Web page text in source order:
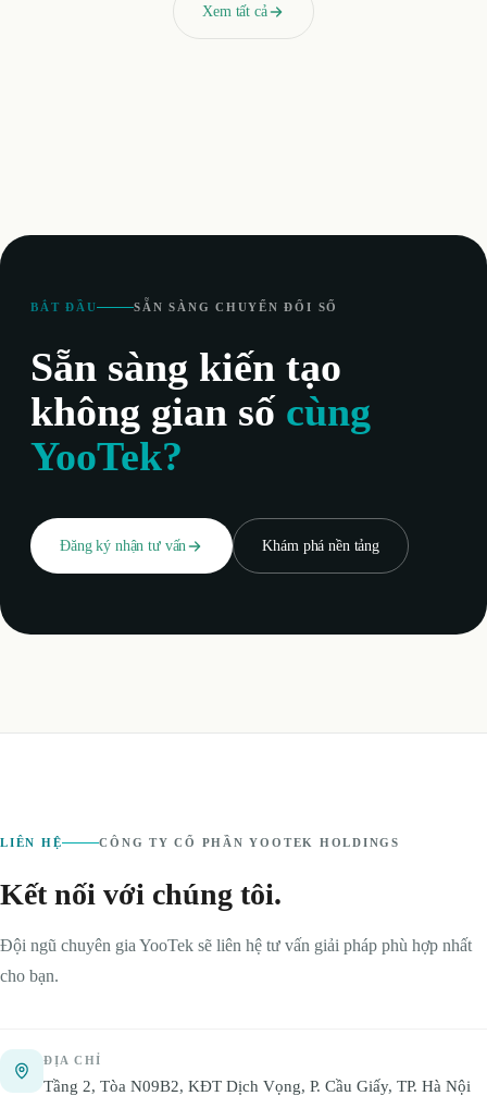
Xem tất cả
BẮT ĐẦU SẴN SÀNG CHUYỂN ĐỔI SỐ
Sẵn sàng kiến tạo
không gian số cùng
YooTek?
Đăng ký nhận tư vấn Khám phá nền tảng
LIÊN HỆ CÔNG TY CỔ PHẦN YOOTEK HOLDINGS
Kết nối với chúng tôi.
Đội ngũ chuyên gia YooTek sẽ liên hệ tư vấn giải pháp phù hợp nhất
cho bạn.
ĐỊA CHỈ
Tầng 2, Tòa N09B2, KĐT Dịch Vọng, P. Cầu Giấy, TP. Hà Nội